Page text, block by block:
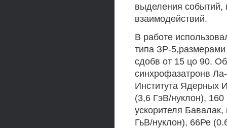
выделения событий,
взаимодействий.
В работе
типа ЗР-
сдобв от 15 цо 90.
синхрофазатронв
Института Ядерных
(3,6 ГэВ/нуклон),
ускорителя
ГьВ/нуклон), 66Ре